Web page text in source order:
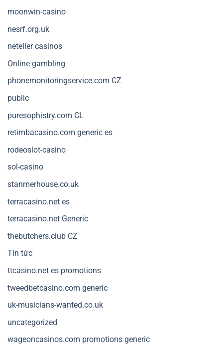
moonwin-casino
nesrf.org.uk
neteller casinos
Online gambling
phonemonitoringservice.com CZ
public
puresophistry.com CL
retimbacasino.com generic es
rodeoslot-casino
sol-casino
stanmerhouse.co.uk
terracasino.net es
terracasino.net Generic
thebutchers.club CZ
Tin tức
ttcasino.net es promotions
tweedbetcasino.com generic
uk-musicians-wanted.co.uk
uncategorized
wageoncasinos.com promotions generic